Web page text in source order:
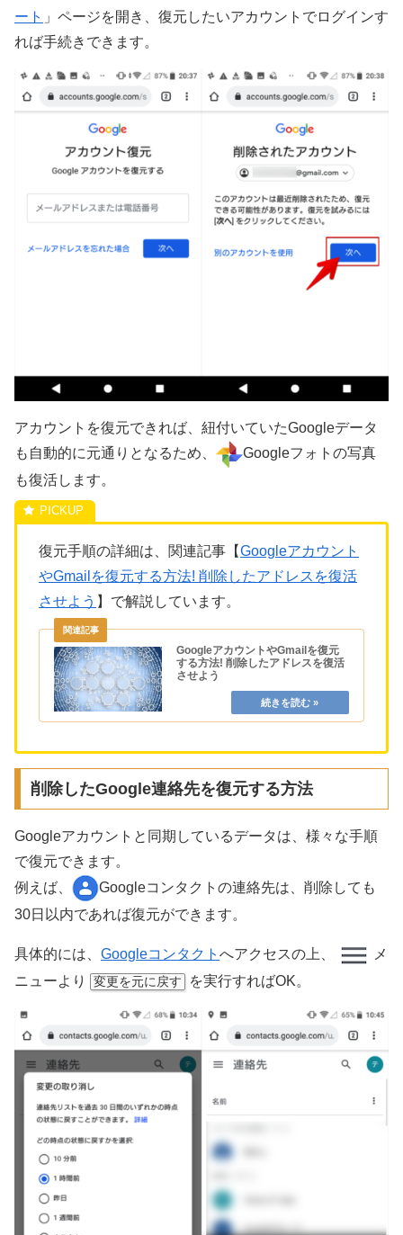
ート 」ページを開き、復元したいアカウントでログインす
れば手続きできます。
アカウントを復元できれば、紐付いていたGoogleデータ
も自動的に元通りとなるため、
Googleフォトの写真
も復活します。
復元手順の詳細は、関連記事【Googleアカウント
やGmailを復元する方法! 削除したアドレスを復活
させよう 】で解説しています。
GoogleアカウントやGmailを復元
する方法! 削除したアドレスを復活
させよう
削除したGoogle連絡先を復元する方法
Googleアカウントと同期しているデータは、様々な手順
で復元できます。
例えば、
Googleコンタクトの連絡先は、削除しても
30日以内であれば復元ができます。
具体的には、 Googleコンタクト へアクセスの上、
メ
ニューより
変更を元に戻す を実行すればOK。